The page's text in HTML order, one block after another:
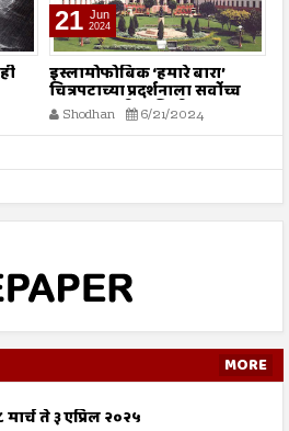
21 Jun
2024
इस्लामोफोबिक ‘हमारे बारा’
चित्रपटाच्या प्रदर्शनाला सर्वोच्च
न्यायालयाची स्थगिती
Shodhan 6/21/2024
MORE
ते ३ एप्रिल २०२५